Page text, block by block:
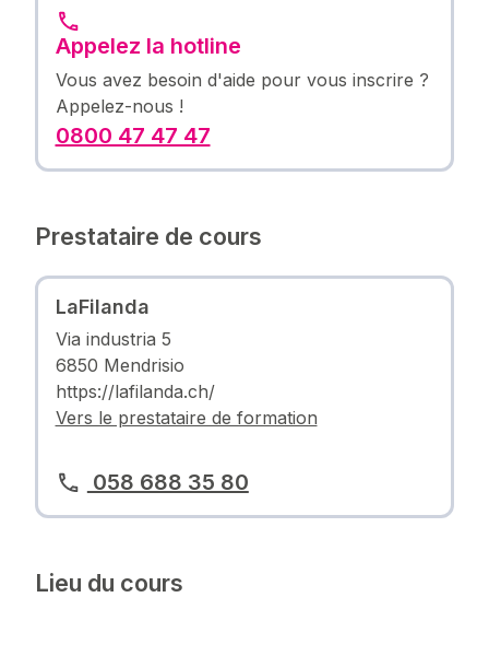
Appelez la hotline
Vous avez besoin d'aide pour vous inscrire ?
Appelez-nous !
0800 47 47 47
Prestataire de cours
LaFilanda
Via industria 5
6850 Mendrisio
https://lafilanda.ch/
Vers le prestataire de formation
058 688 35 80
Lieu du cours